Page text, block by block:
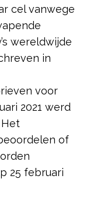
cel vanwege
wereldwijde
in
voor
2021 werd
of
25 februari